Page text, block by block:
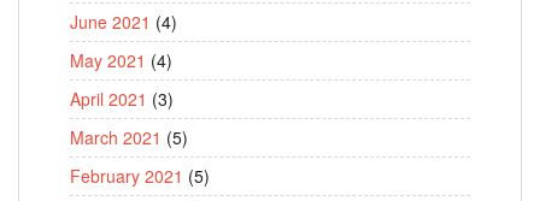
June 2021 (4)
May 2021 (4)
April 2021 (3)
March 2021 (5)
February 2021 (5)